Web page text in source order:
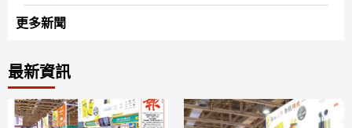
更多新聞
最新資訊